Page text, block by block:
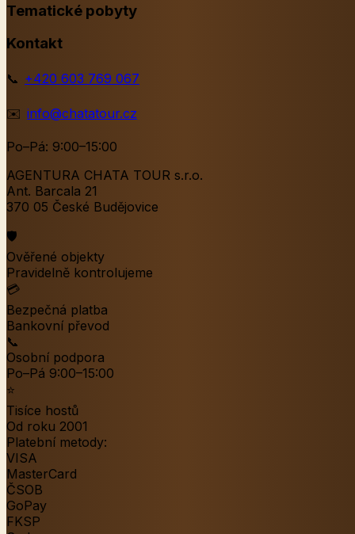
Tematické pobyty
Kontakt
📞 +420 603 769 067
✉️ info@chatatour.cz
Po–Pá: 9:00–15:00
AGENTURA CHATA TOUR s.r.o.
Ant. Barcala 21
370 05 České Budějovice
🛡️
Ověřené objekty
Pravidelně kontrolujeme
💳
Bezpečná platba
Bankovní převod
📞
Osobní podpora
Po–Pá 9:00–15:00
⭐
Tisíce hostů
Od roku 2001
Platební metody:
VISA
MasterCard
ČSOB
GoPay
FKSP